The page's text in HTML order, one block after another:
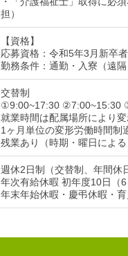
担）
【資格】
応募資格：令和5年3月新卒者
勤務条件：通勤・入寮（遠
交替制
①9:00~17:30 ②7:00~15:30
就業時間は配属場所により
1ヶ月単位の変形労働時間制
残業あり（時期・曜日による
週休2日制（交替制、年間休
年次有給休暇 初年度10日（
年末年始休暇・慶弔休暇・